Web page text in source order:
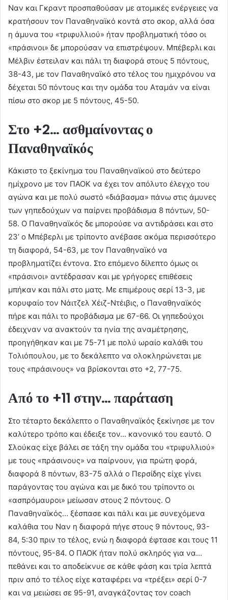
Ναν και Γκραντ προσπαθούσαν με ατομικές ενέργειες να
κρατήσουν τον Παναθηναϊκό κοντά στο σκορ, αλλά όσα
η άμυνα του «τριφυλλιού» ήταν προβληματική τόσο οι
«πράσινοι» δε μπορούσαν να επιστρέψουν. Μπέβερλι και
Μέλβιν έστειλαν και πάλι τη διαφορά στους 5 πόντους,
38-43, με τον Παναθηναϊκό στο τέλος του ημιχρόνου να
δέχεται 50 πόντους και την ομάδα του Αταμάν να είναι
πίσω στο σκορ με 5 πόντους, 45-50.
Στο +2… ασθμαίνοντας ο
Παναθηναϊκός
Κάκιστο το ξεκίνημα του Παναθηναϊκού στο δεύτερο
ημίχρονο με τον ΠΑΟΚ να έχει τον απόλυτο έλεγχο του
αγώνα και με πολύ σωστό «διάβασμα» πάνω στις άμυνες
των γηπεδούχων να παίρνει προβάδισμα 8 πόντων, 50-
58. Ο Παναθηναϊκός δε μπορούσε να αντιδράσει και στο
23’ ο Μπέβερλι με τρίποντο ανέβασε ακόμα περισσότερο
τη διαφορά, 54-63, με τον Παναθηναϊκό να
προβληματίζει έντονα. Στο επόμενο δίλεπτο όμως οι
«πράσινοι» αντέδρασαν και με γρήγορες επιθέσεις
μπήκαν και πάλι στο ματς. Με επιμέρους σερί 13-3, με
κορυφαίο τον Νάιτζελ Χέιζ-Ντέιβις, ο Παναθηναϊκός
πήρε και πάλι το προβάδισμα με 67-66. Οι γηπεδούχοι
έδειχναν να ανακτούν τα ηνία της αναμέτρησης,
προηγήθηκαν και με 75-71 με πολύ ωραίο καλάθι του
Τολιόπουλου, με το δεκάλεπτο να ολοκληρώνεται με
τους «πράσινους» να βρίσκονται στο +2, 77-75.
Από το +11 στην… παράταση
Στο τέταρτο δεκάλεπτο ο Παναθηναϊκός ξεκίνησε με τον
καλύτερο τρόπο και έδειξε τον… κανονικό του εαυτό. Ο
Σλούκας είχε βάλει σε τάξη την ομάδα του «τριφυλλιού»
με τους «πράσινους» να παίρνουν, για πρώτη φορά,
διαφορά 8 πόντων, 83-75 αλλά ο Περσίδης είχε γίνει
παράγοντας του αγώνα και με δικό του τρίποντο οι
«ασπρόμαυροι» μείωσαν στους 2 πόντους. Ο
Παναθηναϊκός… ξέσπασε και πάλι και με συνεχόμενα
καλάθια του Ναν η διαφορά πήγε στους 9 πόντους, 93-
84, 5:30 πριν το τέλος, ενώ η διαφορά έφτασε και τους 11
πόντους, 95-84. Ο ΠΑΟΚ ήταν πολύ σκληρός για να…
πεθάνει και το αποδείκνυε σε κάθε φάση και τρία λεπτά
πριν από το τέλος είχε καταφέρει να «τρέξει» σερί 0-7
και να μειώσει σε 95-91, αναγκάζοντας τον coach